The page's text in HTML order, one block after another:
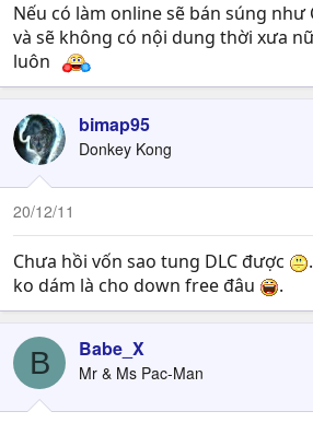
Nếu có làm online sẽ bán súng như
và sẽ không có nội dung thời xưa
luôn
bimap95
Donkey Kong
20/12/11
Chưa hồi vốn sao tung DLC được
ko dám là cho down free đâu
.
B Babe_X
Mr & Ms Pac-Man